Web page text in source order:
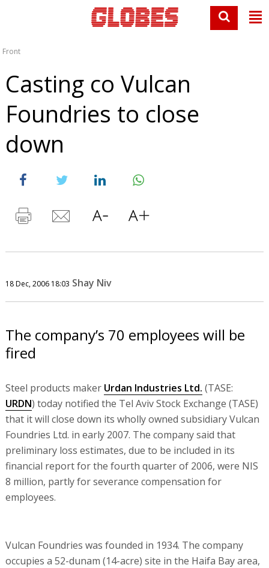
Front
Casting co Vulcan
Foundries to close
down
18 Dec, 2006 18:03 Shay Niv
The company’s 70 employees will be
fired
Steel products maker Urdan Industries Ltd. (TASE:
URDN) today notified the Tel Aviv Stock Exchange (TASE)
that it will close down its wholly owned subsidiary Vulcan
Foundries Ltd. in early 2007. The company said that
preliminary loss estimates, due to be included in its
financial report for the fourth quarter of 2006, were NIS
8 million, partly for severance compensation for
employees.
Vulcan Foundries was founded in 1934. The company
occupies a 52-dunam (14-acre) site in the Haifa Bay area,